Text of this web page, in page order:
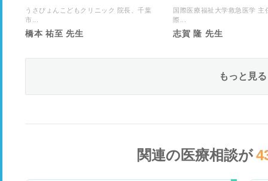
うさぴょんこどもクリニック 院長、千葉
市...
橋本 祐至 先生
国際医療福祉大学救急医学 主
際...
志賀 隆 先生
もっと見る
関連の医療相談が